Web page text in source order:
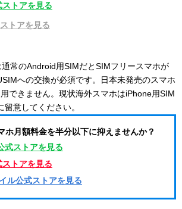
トアを見る
トアを見る
通常のAndroid用SIMだとSIMフリースマホが
への交換が必須です。日本未発売のスマホ
できません。現状海外スマホはiPhone用SIM
意してください。
ホ月額料金を半分以下に抑えませんか？
式ストアを見る
トアを見る
ル公式ストアを見る